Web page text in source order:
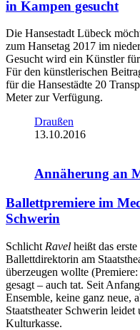
in Kampen gesucht
Die Hansestadt Lübeck
zum Hansetag 2017 im
Gesucht wird ein Künstler
Für den künstlerischen
für die Hansestädte 20
Meter zur Verfügung.
Draußen
13.10.2016
Annäherung an
Ballettpremiere im
Schwerin
Schlicht Ravel heißt das
Ballettdirektorin am
überzeugen wollte
gesagt – auch tat. Seit
Ensemble, keine ganz neue,
Staatstheater Schwerin
Kulturkasse.